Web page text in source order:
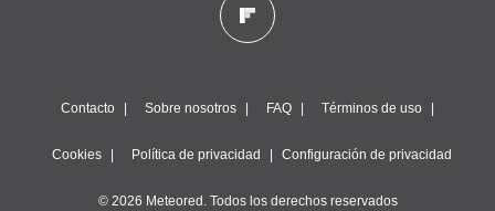
Contacto Sobre nosotros FAQ Términos de uso
Cookies Política de privacidad Configuración de privacidad
© 2026 Meteored. Todos los derechos reservados